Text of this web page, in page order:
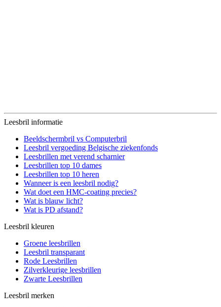
Leesbril informatie
Beeldschermbril vs Computerbril
Leesbril vergoeding Belgische ziekenfonds
Leesbrillen met verend scharnier
Leesbrillen top 10 dames
Leesbrillen top 10 heren
Wanneer is een leesbril nodig?
Wat doet een HMC-coating precies?
Wat is blauw licht?
Wat is PD afstand?
Leesbril kleuren
Groene leesbrillen
Leesbril transparant
Rode Leesbrillen
Zilverkleurige leesbrillen
Zwarte Leesbrillen
Leesbril merken